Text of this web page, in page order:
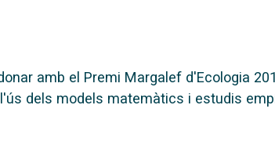
amb el Premi Margalef d'Ecologia
dels models matemàtics i estudis